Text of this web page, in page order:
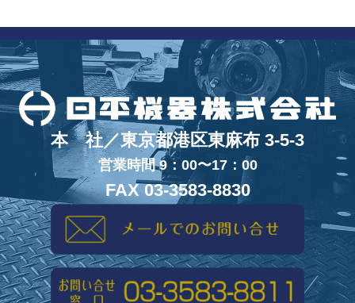
本 社／東京都港区東麻布 3-5-3
営業時間 9：00〜17：00
FAX 03-3583-8830